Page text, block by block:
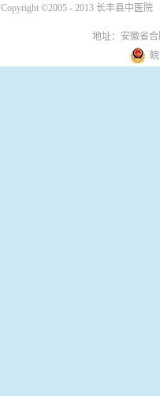
Copyright ©2005 - 2013 长丰县中医院
地址：安徽省